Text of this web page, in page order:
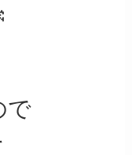
で